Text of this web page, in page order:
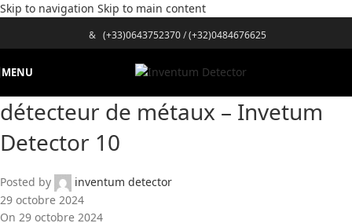
Skip to navigation Skip to main content
& (+33)0643752370/(+32)0484676625
MENU
détecteur de métaux – Invetum
Detector 10
Posted by
inventum detector
29 octobre 2024
On 29 octobre 2024